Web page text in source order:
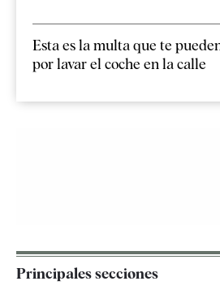
Esta es la multa que te
por lavar el coche en la calle
Principales secciones